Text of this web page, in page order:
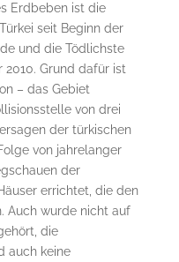
Erdbeben ist die
seit Beginn der
und die Tödlichste
2010. Grund dafür ist
– das Gebiet
von drei
der türkischen
von jahrelanger
der
errichtet, die den
Auch wurde nicht auf
die
auch keine